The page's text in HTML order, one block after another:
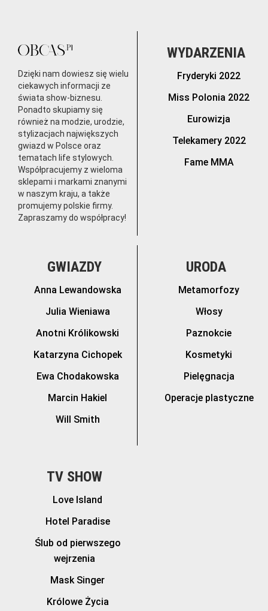
Dzięki nam dowiesz się wielu
ciekawych informacji ze
świata show-biznesu.
Ponadto skupiamy się
również na modzie, urodzie,
stylizacjach największych
gwiazd w Polsce oraz
tematach life stylowych.
Współpracujemy z wieloma
sklepami i markami znanymi
w naszym kraju, a także
promujemy polskie firmy.
Zapraszamy do współpracy!
WYDARZENIA
Fryderyki 2022
Miss Polonia 2022
Eurowizja
Telekamery 2022
Fame MMA
GWIAZDY
Anna Lewandowska
Julia Wieniawa
Anotni Królikowski
Katarzyna Cichopek
Ewa Chodakowska
Marcin Hakiel
Will Smith
URODA
Metamorfozy
Włosy
Paznokcie
Kosmetyki
Pielęgnacja
Operacje plastyczne
TV SHOW
Love Island
Hotel Paradise
Ślub od pierwszego
wejrzenia
Mask Singer
Królowe Życia